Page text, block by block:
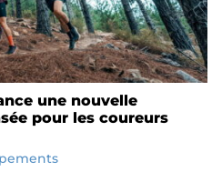
une nouvelle
pour les coureurs